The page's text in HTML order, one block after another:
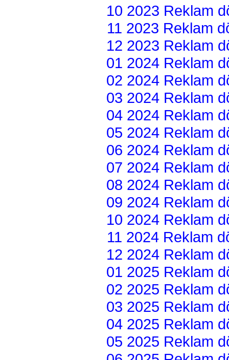
10 2023 Reklam
11 2023 Reklam
12 2023 Reklam
01 2024 Reklam
02 2024 Reklam
03 2024 Reklam
04 2024 Reklam
05 2024 Reklam
06 2024 Reklam
07 2024 Reklam
08 2024 Reklam
09 2024 Reklam
10 2024 Reklam
11 2024 Reklam
12 2024 Reklam
01 2025 Reklam
02 2025 Reklam
03 2025 Reklam
04 2025 Reklam
05 2025 Reklam